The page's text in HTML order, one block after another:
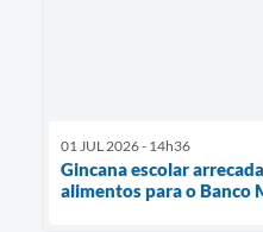
01 JUL 2026 - 14h36
Gincana escolar
alimentos para o Banco